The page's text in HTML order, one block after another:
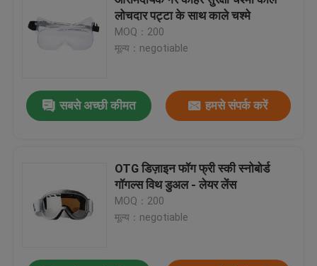
लोचदार पट्टा के साथ काले चश्मे
MOQ：200
मूल्य：negotiable
सबसे अच्छी कीमत हमसे संपर्क करें
OTG डिज़ाइन फॉग फ्री स्की स्नोबोर्ड
गॉगल्स विथ डुअल - लेयर लेंस
MOQ：200
मूल्य：negotiable